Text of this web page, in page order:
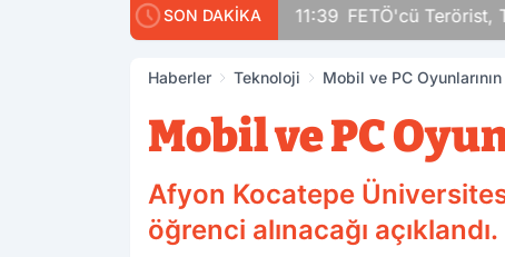
SON DAKİKA 11:39 FETÖ'cü Terörist,
Haberler Teknoloji Mobil ve PC
Mobil ve PC
Afyon Kocatepe
öğrenci alınacağı açıklandı.